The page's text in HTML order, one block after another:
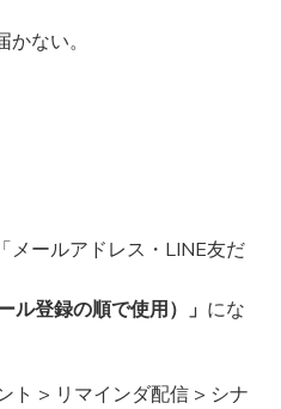
ない。
メールアドレス・LINE友だ
ル登録の順で使用）」 にな
ト > リマインダ配信 > シナ